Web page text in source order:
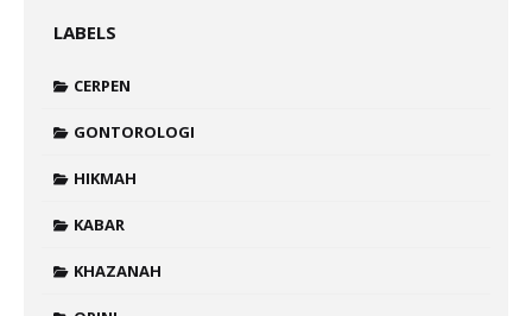
LABELS
CERPEN
GONTOROLOGI
HIKMAH
KABAR
KHAZANAH